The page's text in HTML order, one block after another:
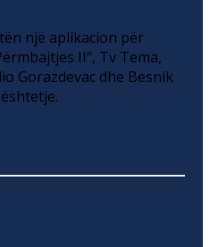
një aplikacion për
II”, Tv Tema,
Gorazdevac dhe Besnik